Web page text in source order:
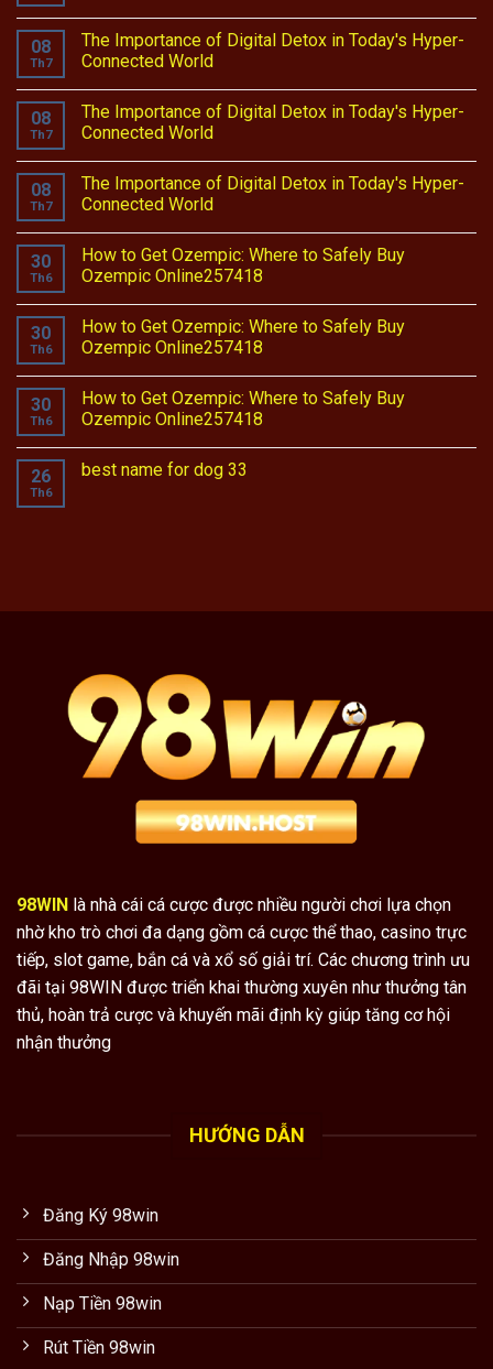
08
Th7
The Importance of Digital Detox in Today's Hyper-
Connected World
08
Th7
The Importance of Digital Detox in Today's Hyper-
Connected World
08
Th7
The Importance of Digital Detox in Today's Hyper-
Connected World
30
Th6
How to Get Ozempic: Where to Safely Buy
Ozempic Online257418
30
Th6
How to Get Ozempic: Where to Safely Buy
Ozempic Online257418
30
Th6
How to Get Ozempic: Where to Safely Buy
Ozempic Online257418
26
Th6
best name for dog 33
98WIN là nhà cái cá cược được nhiều người chơi lựa chọn
nhờ kho trò chơi đa dạng gồm cá cược thể thao, casino trực
tiếp, slot game, bắn cá và xổ số giải trí. Các chương trình ưu
đãi tại 98WIN được triển khai thường xuyên như thưởng tân
thủ, hoàn trả cược và khuyến mãi định kỳ giúp tăng cơ hội
nhận thưởng
HƯỚNG DẪN
Đăng Ký 98win
Đăng Nhập 98win
Nạp Tiền 98win
Rút Tiền 98win